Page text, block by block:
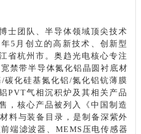
士团队、半导体领域顶尖技术
5月创立的高新技术、创新型
省杭州市。奥趋光电核心专注
禁带半导体氮化铝晶圆衬底材
碳化硅基氮化铝/氮化铝钪薄膜
PVT气相沉积炉及其相关产品
，核心产品被列入《中国制造
料与装备目录，是制备深紫外
端滤波器、MEMS压电传感器